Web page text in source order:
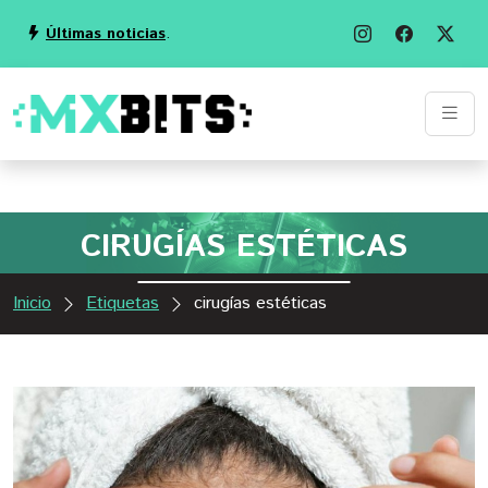
Últimas noticias.
CIRUGÍAS ESTÉTICAS
Inicio Etiquetas cirugías estéticas